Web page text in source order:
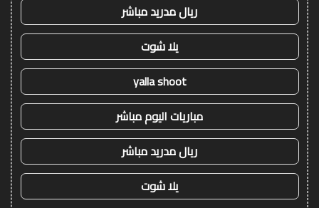
ريال مدريد مباشر
يلا شوت
yalla shoot
مباريات اليوم مباشر
ريال مدريد مباشر
يلا شوت